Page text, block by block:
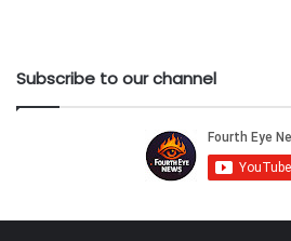
Subscribe to our channel